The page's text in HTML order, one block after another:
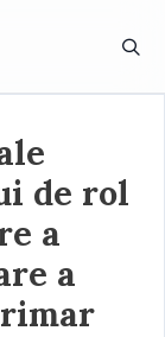
de rol
a
a